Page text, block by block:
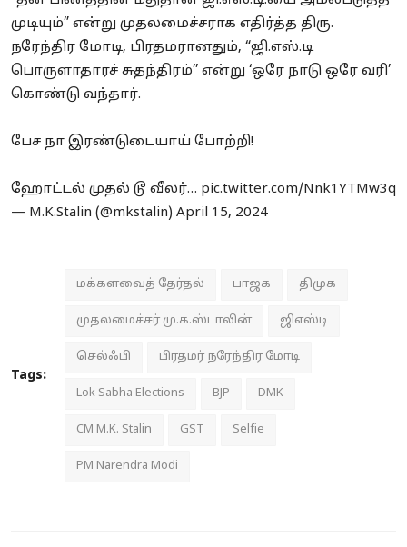
முடியும்” என்று முதலமைச்சராக எதிர்த்த திரு.
நரேந்திர மோடி, பிரதமரானதும், “ஜி.எஸ்.டி
பொருளாதாரச் சுதந்திரம்’’ என்று ‘ஒரே நாடு ஒரே வரி’
கொண்டு வந்தார்.
பேச நா இரண்டுடையாய் போற்றி!
ஹோட்டல் முதல் டூ வீலர்… pic.twitter.com/Nnk1YTMw3q
— M.K.Stalin (@mkstalin) April 15, 2024
Tags:
மக்களவைத் தேர்தல் பாஜக திமுக
முதலமைச்சர் மு.க.ஸ்டாலின் ஜிஎஸ்டி
செல்ஃபி பிரதமர் நரேந்திர மோடி
Lok Sabha Elections BJP DMK
CM M.K. Stalin GST Selfie
PM Narendra Modi